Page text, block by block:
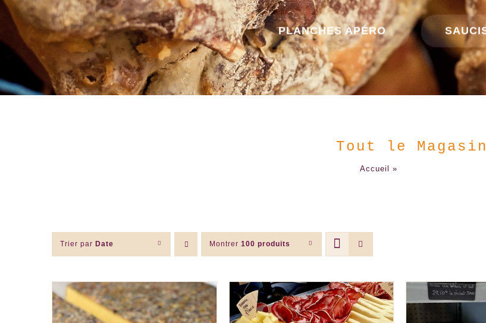
Tout le Magasin
Accueil »
Trier par Date Montrer 100 produits